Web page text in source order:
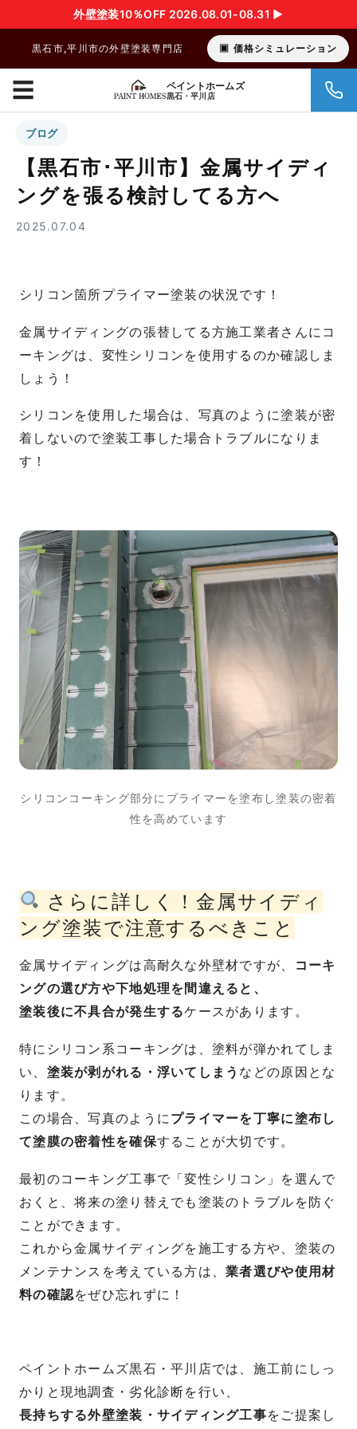
外壁塗装10％OFF 2026.08.01-08.31 ▶︎
黒石市,平川市の外壁塗装専門店 価格シミュレーション
ペイントホームズ
黒石・平川店
☰
ブログ
【黒石市･平川市】金属サイディ
ングを張る検討してる方へ
2025.07.04
シリコン箇所プライマー塗装の状況です！
金属サイディングの張替してる方施工業者さんにコ
ーキングは、変性シリコンを使用するのか確認しま
しょう！
シリコンを使用した場合は、写真のように塗装が密
着しないので塗装工事した場合トラブルになりま
す！
シリコンコーキング部分にプライマーを塗布し塗装の密着
性を高めています
さらに詳しく！金属サイディ
ング塗装で注意するべきこと
金属サイディングは高耐久な外壁材ですが、
コーキ
ングの選び方や下地処理を間違えると、
塗装後に不具合が発生するケースがあります。
特にシリコン系コーキングは、塗料が弾かれてしま
い、 塗装が剥がれる・浮いてしまう などの原因とな
ります。
この場合、写真のようにプライマーを丁寧に塗布し
て塗膜の密着性を確保することが大切です。
最初のコーキング工事で「変性シリコン」を選んで
おくと、将来の塗り替えでも塗装のトラブルを防ぐ
ことができます。
これから金属サイディングを施工する方や、塗装の
メンテナンスを考えている方は、業者選びや使用材
料の確認をぜひ忘れずに！
ペイントホームズ黒石・平川店では、施工前にしっ
かりと現地調査・劣化診断を行い、
長持ちする外壁塗装・サイディング工事をご提案し